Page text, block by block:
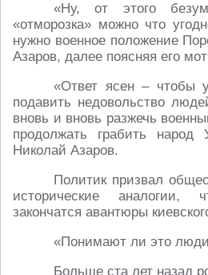
«Ну, от этого
«отморозка» можно что
нужно военное положение
Азаров, далее поясняя его
«Ответ ясен – чтобы
подавить недовольство
вновь и вновь разжечь
продолжать грабить народ
Николай Азаров.
Политик призвал
исторические аналогии,
закончатся авантюры
«Понимают ли это
Больше ста лет назад